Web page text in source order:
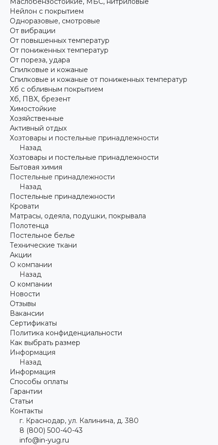
Нейлон с покрытием
Одноразовые, смотровые
От вибрации
От повышенных температур
От пониженных температур
От пореза, удара
Спилковые и кожаные
Спилковые и кожаные от пониженных температур
Хб с обливным покрытием
Хб, ПВХ, брезент
Химостойкие
Хозяйственные
Активный отдых
Хозтовары и постельные принадлежности
Назад
Хозтовары и постельные принадлежности
Бытовая химия
Постельные принадлежности
Назад
Постельные принадлежности
Кровати
Матрасы, одеяла, подушки, покрывала
Полотенца
Постельное белье
Технические ткани
Акции
О компании
Назад
О компании
Новости
Отзывы
Вакансии
Сертификаты
Политика конфиденциальности
Как выбрать размер
Информация
Назад
Информация
Способы оплаты
Гарантии
Статьи
Контакты
г. Краснодар, ул. Калинина, д. 380
8 (800) 500-40-43
info@in-yug.ru